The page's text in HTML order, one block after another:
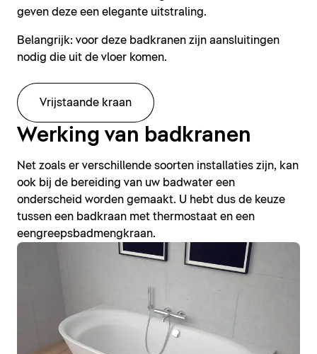
geven deze een elegante uitstraling.
Belangrijk: voor deze badkranen zijn aansluitingen
nodig die uit de vloer komen.
Vrijstaande kraan
Werking van badkranen
Net zoals er verschillende soorten installaties zijn, kan
ook bij de bereiding van uw badwater een
onderscheid worden gemaakt. U hebt dus de keuze
tussen een badkraan met thermostaat en een
eengreepsbadmengkraan.